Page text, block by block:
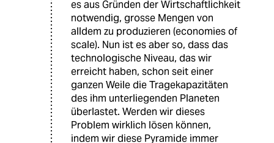
es aus Gründen der Wirtschaftlichkeit
notwendig, grosse Mengen von
alldem zu produzieren (economies of
scale). Nun ist es aber so, dass das
technologische Niveau, das wir
erreicht haben, schon seit einer
ganzen Weile die Tragekapazitäten
des ihm unterliegenden Planeten
überlastet. Werden wir dieses
Problem wirklich lösen können,
indem wir diese Pyramide immer